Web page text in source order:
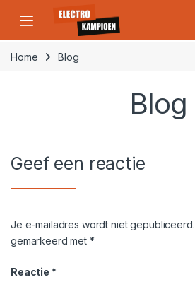
Skip to navigation
Skip to content
Open
Home Blog
Blog
Geef een reactie
Je e-mailadres wordt niet gepubliceerd.
gemarkeerd met *
Reactie *